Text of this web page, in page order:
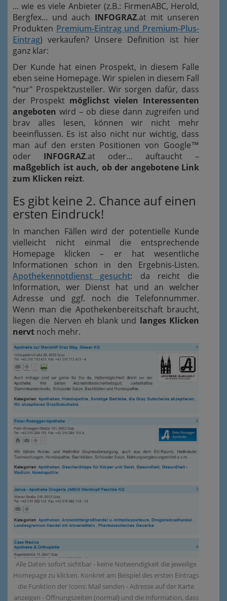
... wie es viele Anbieter (z.B.: FirmenABC, Herold,
Bergfex… und auch INFOGRAZ.at mit unseren
Produkten Premium-Eintrag und Premium-Plus-
Eintrag) verkaufen? Unsere Definition ist hier
ganz klar:
Der Kunde hat einen Prospekt, in diesem Falle
eben seine Homepage. Wir spielen in diesem Fall
"nur" Prospektzusteller. Wir sorgen dafür, dass
der Prospekt möglichst vielen Interessenten
angeboten wird – ob diese dann zugreifen und
brav alles lesen, können wir nicht mehr
beeinflussen. Es ist also nicht nur wichtig, dass
man auf den ersten Positionen von Google™
oder INFOGRAZ.at oder… auftaucht –
maßgeblich ist auch, ob der angebotene Link
zum Klicken reizt.
Es gibt keine 2. Chance auf einen
ersten Eindruck!
In manchen Fällen wird der potentielle Kunde
vielleicht nicht einmal die entsprechende
Homepage klicken – er hat wesentliche
Informationen schon in den Ergebnis-Listen.
Apothekennotdienst gesucht: da reicht die
Information, wer Dienst hat und an welcher
Adresse und ggf. noch die Telefonnummer.
Wenn man die Apothekenbereitschaft braucht,
liegen die Nerven eh blank und langes Klicken
nervt noch mehr.
Alle Daten sofort sichtbar - keine Notwendigkeit die jeweilige
Homepage zu klicken. Konkret am Beispiel des ersten Eintrags
die Funktion der Icons: Mail senden - Adresse auf der Karte
anzeigen - Öffnungszeiten (normal) und die Information, dass